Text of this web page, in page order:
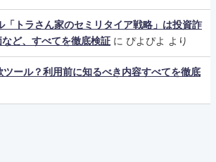
トラさん家のセミリタイア戦略」は投資詐
ど、すべてを徹底検証 に ぴよぴよ より
ール？利用前に知るべき内容すべてを徹底